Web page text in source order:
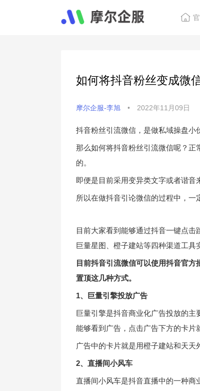
如何将抖音粉丝变成微
摩尔企服-李旭 • 2022年11月09日
抖音粉丝引流微信，是做私域操盘小
那么如何将抖音粉丝引流微信呢？
的。
即便是目前采用变异类文字或者谐音
所以在做抖音引论微信的过程中，一
目前大家看到能够通过抖音一键点击
巨量星图、橙子建站等四种渠道工具
目前抖音引流微信可以使用抖音官
置顶这几种方式。
1、巨量引擎投放广告
巨量引擎是抖音商业化广告投放的
能够看到广告，点击广告下方的卡片
广告中的卡片就是用橙子建站和天天
2、直播间小风车
直播间小风车是抖音直播中的一种商